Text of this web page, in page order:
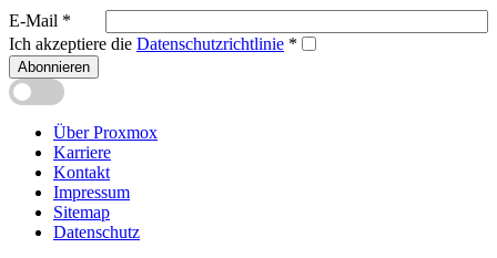
E-Mail *
Ich akzeptiere die Datenschutzrichtlinie *
Abonnieren
Über Proxmox
Karriere
Kontakt
Impressum
Sitemap
Datenschutz